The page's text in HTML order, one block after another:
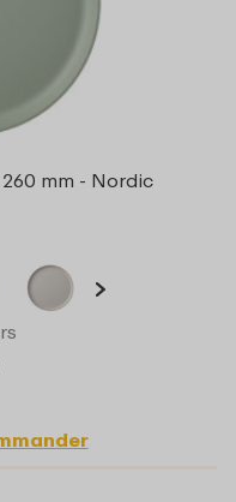
mm - Nordic